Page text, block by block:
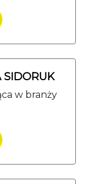
SIDORUK
w branży